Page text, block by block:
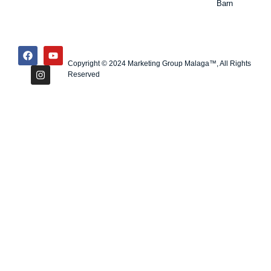
Barn
Copyright © 2024 Marketing Group Malaga™, All Rights
Reserved